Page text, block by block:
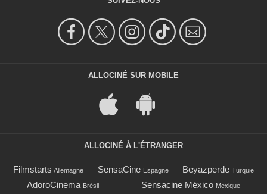
ALLOCINÉ SUR MOBILE
ALLOCINÉ À L'ÉTRANGER
Filmstarts Allemagne SensaCine Espagne Beyazperde Turquie
AdoroCinema Brésil Sensacine México Mexique